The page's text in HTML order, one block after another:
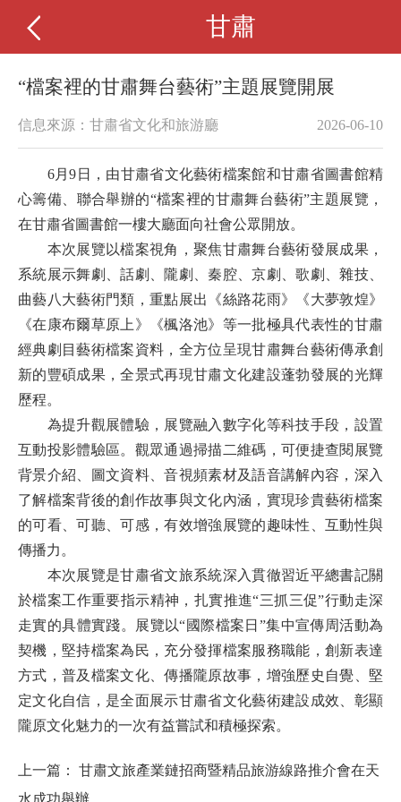
甘肅
“檔案裡的甘肅舞台藝術”主題展覽開展
信息來源：甘肅省文化和旅游廳 2026-06-10
6月9日
，由甘肅省文化藝術檔案館和甘肅省圖書館精
心籌備、聯合舉辦的“檔案裡的甘肅舞台藝術”主題展覽，
在甘肅省圖書館一樓大廳面向社會公眾開放。
本次展覽以檔案視角，聚焦甘肅舞台藝術發展成果，
系統展示舞劇、話劇、隴劇、秦腔、京劇、歌劇、雜技、
曲藝八大藝術門類，重點展出《絲路花雨》《大夢敦煌》
《在康布爾草原上》《楓洛池》等一批極具代表性的甘肅
經典劇目藝術檔案資料，全方位呈現甘肅舞台藝術傳承創
新的豐碩成果，全景式再現甘肅文化建設蓬勃發展的光輝
歷程。
為提升觀展體驗，展覽融入數字化等科技手段，設置
互動投影體驗區。觀眾通過掃描二維碼，可便捷查閱展覽
背景介紹、圖文資料、音視頻素材及語音講解內容，深入
了解檔案背後的創作故事與文化內涵，實現珍貴藝術檔案
的可看、可聽、可感，有效增強展覽的趣味性、互動性與
傳播力。
本次展覽是甘肅省文旅系統深入貫徹習近平總書記關
於檔案工作重要指示精神，扎實推進“三抓三促”行動走深
走實的具體實踐。展覽以“國際檔案日”集中宣傳周活動為
契機，堅持檔案為民，充分發揮檔案服務職能，創新表達
方式，普及檔案文化、傳播隴原故事，增強歷史自覺、堅
定文化自信，是全面展示甘肅省文化藝術建設成效、彰顯
隴原文化魅力的一次有益嘗試和積極探索。
上一篇： 甘肅文旅產業鏈招商暨精品旅游線路推介會在天
水成功舉辦